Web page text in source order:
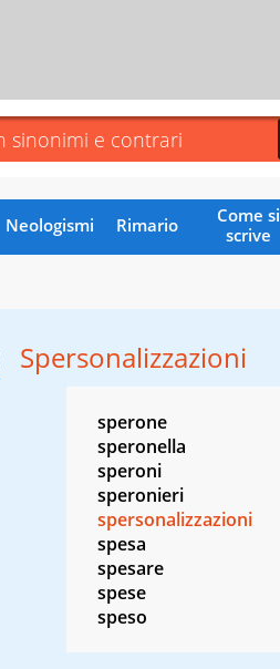
Neologismi Rimario
Come si
scrive
Spersonalizzazioni
sperone
speronella
speroni
speronieri
spersonalizzazioni
spesa
spesare
spese
speso